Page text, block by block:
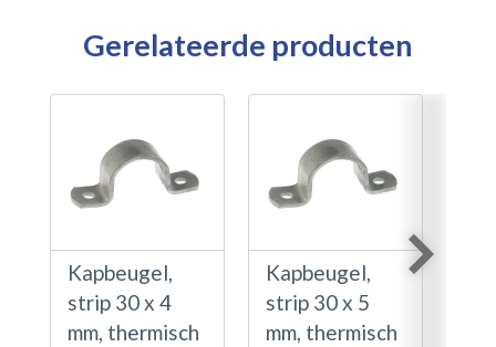
Gerelateerde producten
Kapbeugel,
strip 30 x 4
mm, thermisch
Kapbeugel,
strip 30 x 5
mm, thermisch